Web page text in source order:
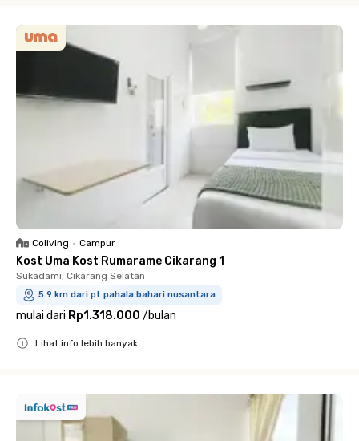
Coliving • Campur
Kost Uma Kost Rumarame Cikarang 1
Sukadami, Cikarang Selatan
5.9 km dari pt pahala bahari nusantara
mulai dari Rp1.318.000 /bulan
Lihat info lebih banyak